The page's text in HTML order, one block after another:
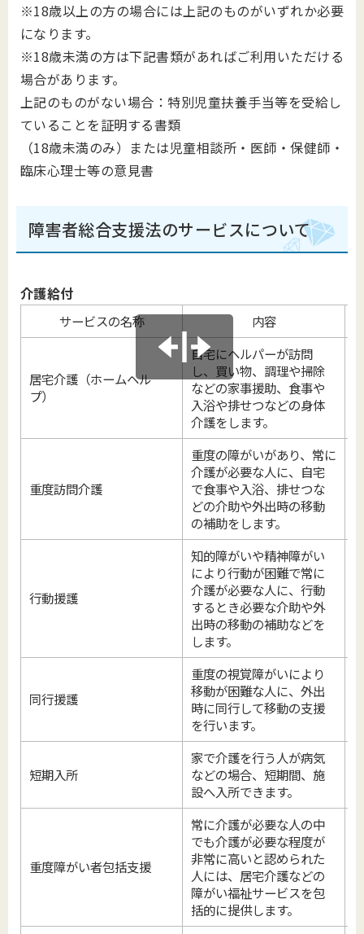
※18歳以上の方の場合には上記のものがいずれか必要
になります。
※18歳未満の方は下記書類があればご利用いただける
場合があります。
上記のものがない場合：特別児童扶養手当等を受給し
ていることを証明する書類
（18歳未満のみ）または児童相談所・医師・保健師・
臨床心理士等の意見書
障害者総合支援法のサービスについて
介護給付
サービスの名称 内容
居宅介護（ホームヘル
プ）
自宅にヘルパーが訪問
し、買い物、調理や掃除
などの家事援助、食事や
入浴や排せつなどの身体
介護をします。
重度訪問介護
重度の障がいがあり、常に
介護が必要な人に、自宅
で食事や入浴、排せつな
どの介助や外出時の移動
の補助をします。
行動援護
知的障がいや精神障がい
により行動が困難で常に
介護が必要な人に、行動
するとき必要な介助や外
出時の移動の補助などを
します。
同行援護
重度の視覚障がいにより
移動が困難な人に、外出
時に同行して移動の支援
を行います。
短期入所
家で介護を行う人が病気
などの場合、短期間、施
設へ入所できます。
重度障がい者包括支援
常に介護が必要な人の中
でも介護が必要な程度が
非常に高いと認められた
人には、居宅介護などの
障がい福祉サービスを包
括的に提供します。